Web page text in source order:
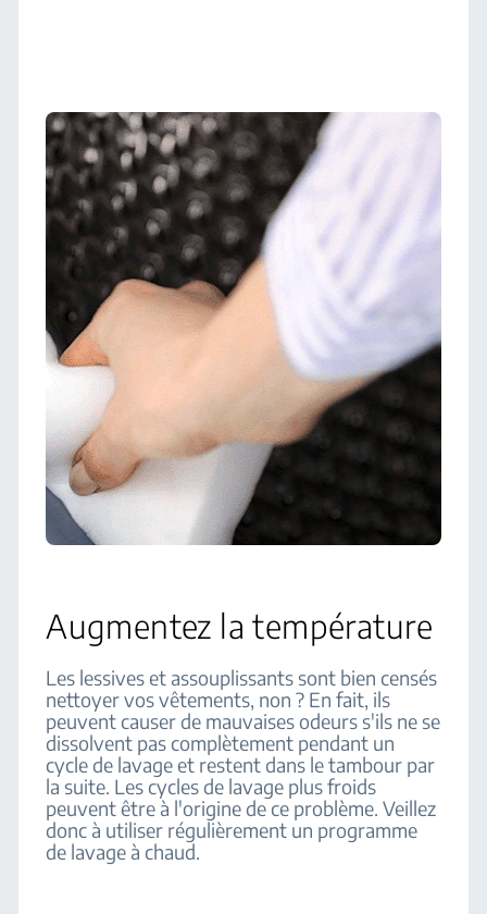
Augmentez la température
Les lessives et assouplissants sont bien censés
nettoyer vos vêtements, non ? En fait, ils
peuvent causer de mauvaises odeurs s'ils ne se
dissolvent pas complètement pendant un
cycle de lavage et restent dans le tambour par
la suite. Les cycles de lavage plus froids
peuvent être à l'origine de ce problème. Veillez
donc à utiliser régulièrement un programme
de lavage à chaud.